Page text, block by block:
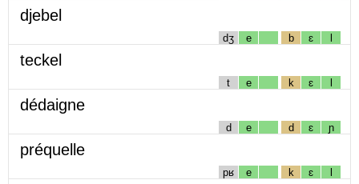
djebel
dʒ e b ɛ l
teckel
t e k ɛ l
dédaigne
d e d ɛ ɲ
préquelle
pʁ e k ɛ l